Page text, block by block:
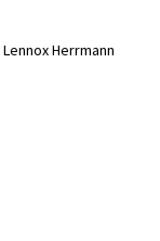
Lennox Herrmann